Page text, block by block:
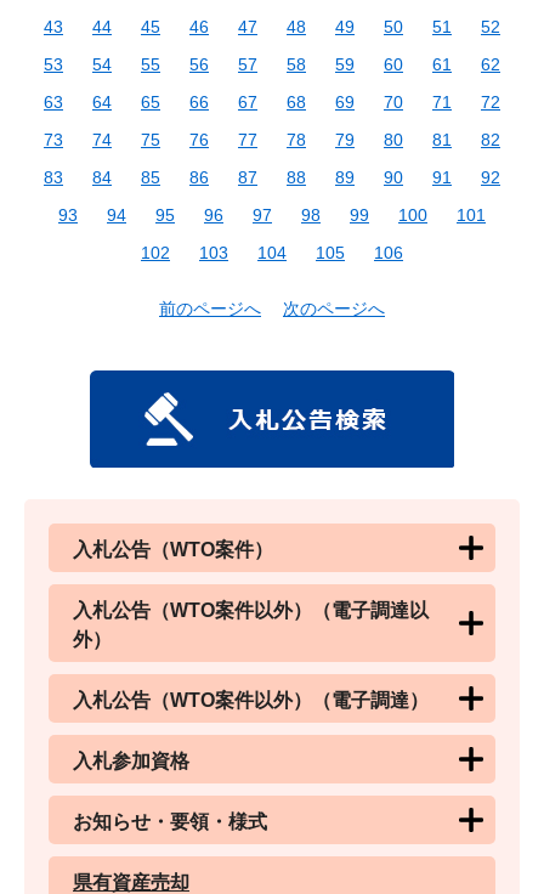
43
44 45 46 47 48 49 50 51
52
53
54 55 56 57 58 59 60 61
62
63
64 65 66 67 68 69 70 71
72
73
74 75 76 77 78 79 80 81
82
83
84 85 86 87 88 89 90 91
92
93
94 95 96 97 98 99 100
101
102
103 104 105 106
前のページへ 次のページへ
入札公告（WTO案件）
入札公告（WTO案件以外）（電子調達以
外）
入札公告（WTO案件以外）（電子調達）
入札参加資格
お知らせ・要領・様式
県有資産売却